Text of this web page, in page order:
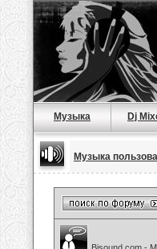
Музыка Dj
Музыка